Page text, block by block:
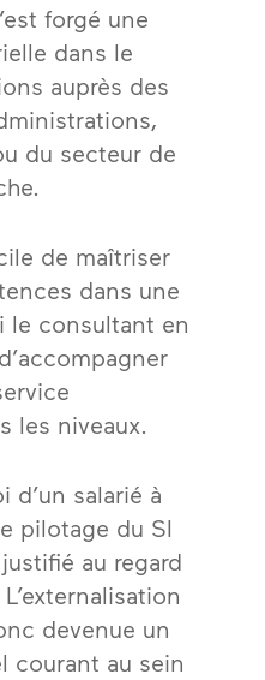
forgé une
dans le
auprès des
du secteur de
de maîtriser
dans une
le consultant en
les niveaux.
d’un salarié à
pilotage du SI
au regard
devenue un
courant au sein